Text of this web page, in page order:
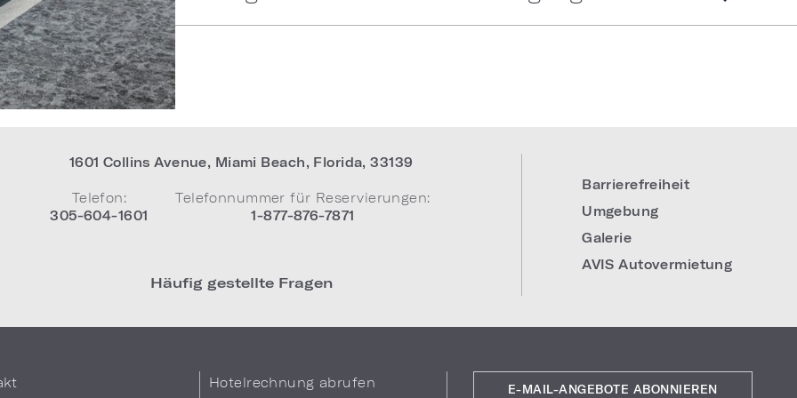
1601 Collins Avenue, Miami Beach, Florida,33139
Telefon:
305-604-1601
Telefonnummer für Reservierungen:
1-877-876-7871
Häufig gestellte Fragen
Barrierefreiheit
Umgebung
Galerie
AVIS Autovermietung
Hotelrechnung abrufen
E-MAIL-ANGEBOTE ABONNIEREN